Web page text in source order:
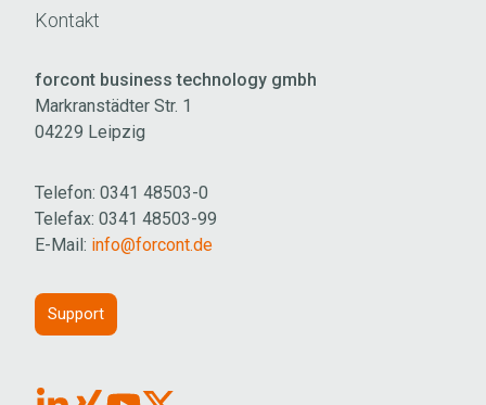
Kontakt
forcont business technology gmbh
Markranstädter Str. 1
04229 Leipzig
Telefon: 0341 48503-0
Telefax: 0341 48503-99
E-Mail: info@forcont.de
Support